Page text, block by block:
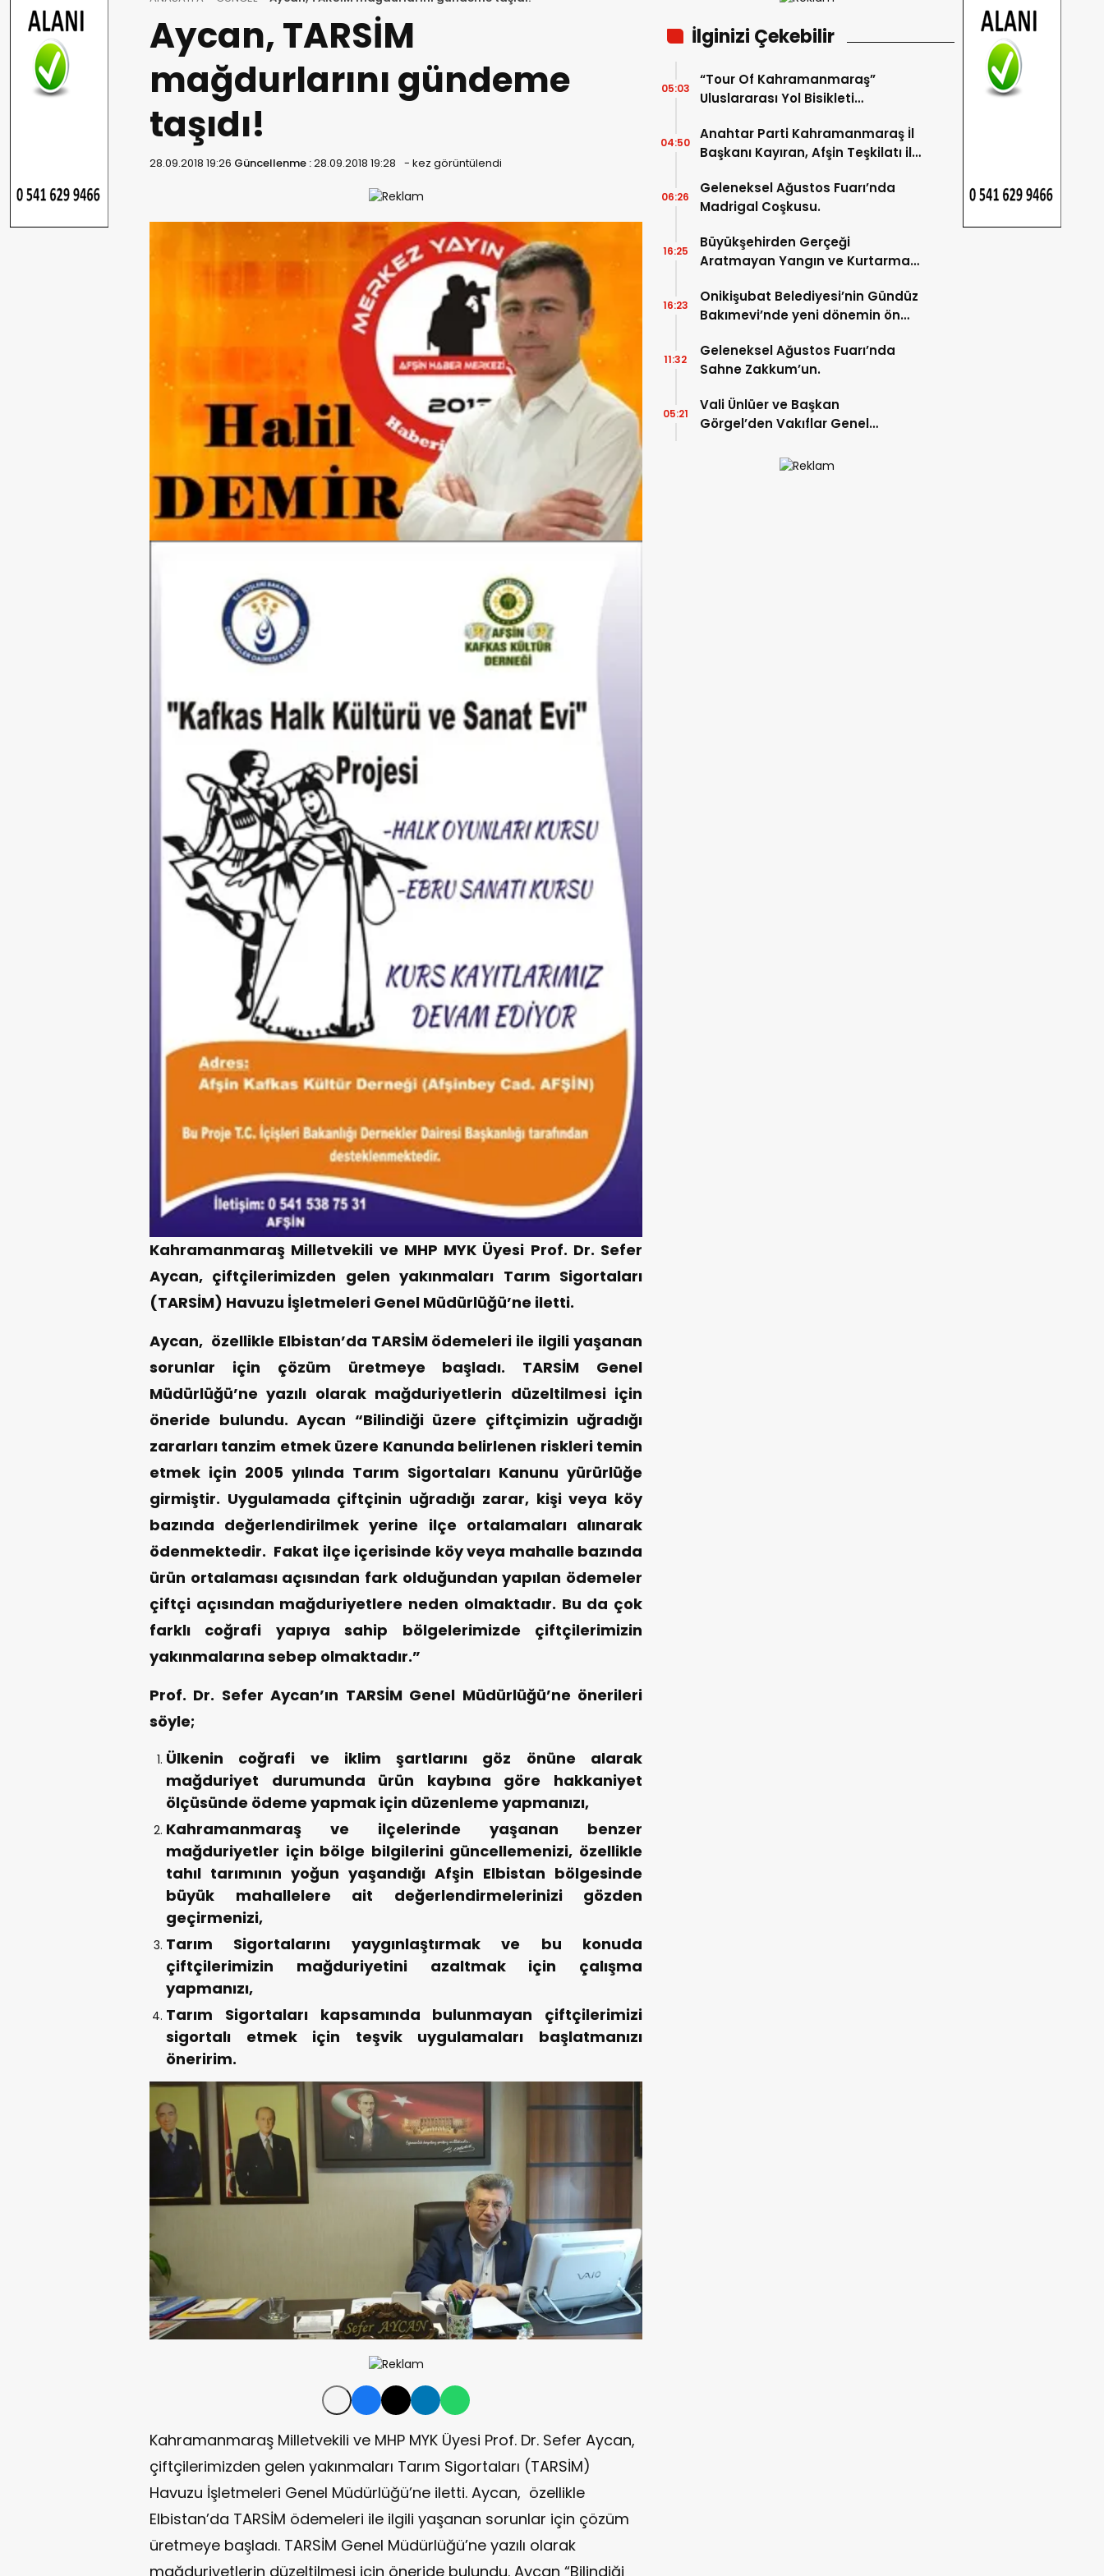
Aycan, TARSİM
mağdurlarını gündeme
taşıdı!
28.09.2018 19:26 Güncellenme :28.09.2018 19:28 - kez görüntülendi
Kahramanmaraş Milletvekili ve MHP MYK Üyesi Prof. Dr. Sefer
Aycan, çiftçilerimizden gelen yakınmaları Tarım Sigortaları
(TARSİM) Havuzu İşletmeleri Genel Müdürlüğü’ne iletti.
Aycan, özellikle Elbistan’da TARSİM ödemeleri ile ilgili yaşanan
sorunlar için çözüm üretmeye başladı. TARSİM Genel
Müdürlüğü’ne yazılı olarak mağduriyetlerin düzeltilmesi için
öneride bulundu. Aycan “Bilindiği üzere çiftçimizin uğradığı
zararları tanzim etmek üzere Kanunda belirlenen riskleri temin
etmek için 2005 yılında Tarım Sigortaları Kanunu yürürlüğe
girmiştir. Uygulamada çiftçinin uğradığı zarar, kişi veya köy
bazında değerlendirilmek yerine ilçe ortalamaları alınarak
ödenmektedir. Fakat ilçe içerisinde köy veya mahalle bazında
ürün ortalaması açısından fark olduğundan yapılan ödemeler
çiftçi açısından mağduriyetlere neden olmaktadır. Bu da çok
farklı coğrafi yapıya sahip bölgelerimizde çiftçilerimizin
yakınmalarına sebep olmaktadır.”
Prof. Dr. Sefer Aycan’ın TARSİM Genel Müdürlüğü’ne önerileri
söyle;
Ülkenin coğrafi ve iklim şartlarını göz önüne alarak
mağduriyet durumunda ürün kaybına göre hakkaniyet
ölçüsünde ödeme yapmak için düzenleme yapmanızı,
Kahramanmaraş ve ilçelerinde yaşanan benzer
mağduriyetler için bölge bilgilerini güncellemenizi, özellikle
tahıl tarımının yoğun yaşandığı Afşin Elbistan bölgesinde
büyük mahallelere ait değerlendirmelerinizi gözden
geçirmenizi,
Tarım Sigortalarını yaygınlaştırmak ve bu konuda
çiftçilerimizin mağduriyetini azaltmak için çalışma
yapmanızı,
Tarım Sigortaları kapsamında bulunmayan çiftçilerimizi
sigortalı etmek için teşvik uygulamaları başlatmanızı
öneririm.
Kahramanmaraş Milletvekili ve MHP MYK Üyesi Prof. Dr. Sefer Aycan,
çiftçilerimizden gelen yakınmaları Tarım Sigortaları (TARSİM)
Havuzu İşletmeleri Genel Müdürlüğü’ne iletti. Aycan, özellikle
Elbistan’da TARSİM ödemeleri ile ilgili yaşanan sorunlar için çözüm
üretmeye başladı. TARSİM Genel Müdürlüğü’ne yazılı olarak
mağduriyetlerin düzeltilmesi için öneride bulundu. Aycan “Bilindiği
İlginizi Çekebilir
“Tour Of Kahramanmaraş”
Uluslararası Yol Bisikleti
05:03
Anahtar Parti Kahramanmaraş İl
Başkanı Kayıran, Afşin Teşkilatı ile
04:50
Geleneksel Ağustos Fuarı’nda
Madrigal Coşkusu.
06:26
Büyükşehirden Gerçeği
Aratmayan Yangın ve Kurtarma
16:25
Onikişubat Belediyesi’nin Gündüz
Bakımevi’nde yeni dönemin ön
16:23
Geleneksel Ağustos Fuarı’nda
Sahne Zakkum’un.
11:32
Vali Ünlüer ve Başkan
Görgel’den Vakıflar Genel
05:21